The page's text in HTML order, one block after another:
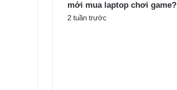
mới mua laptop chơi game?
2 tuần trước